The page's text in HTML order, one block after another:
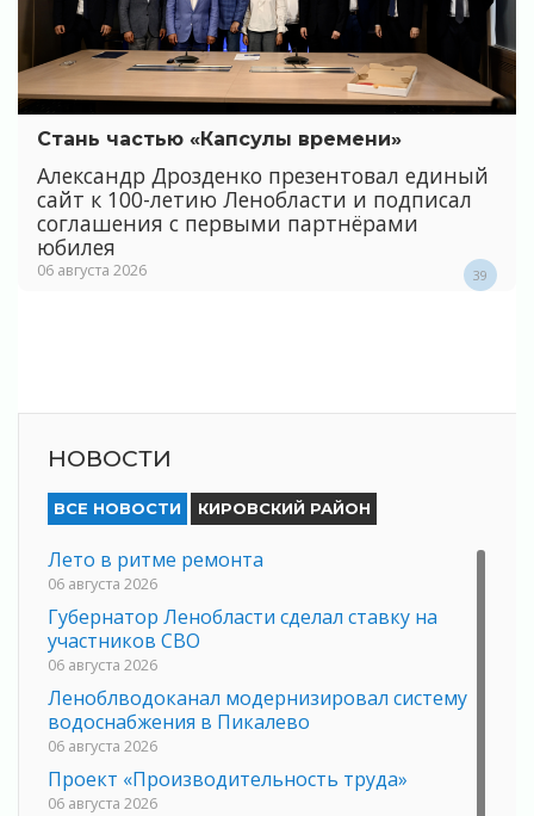
Стань частью «Капсулы времени»
Александр Дрозденко презентовал единый
сайт к 100-летию Ленобласти и подписал
соглашения с первыми партнёрами
юбилея
06 августа 2026 39
НОВОСТИ
ВСЕ НОВОСТИ КИРОВСКИЙ РАЙОН
Лето в ритме ремонта
06 августа 2026
Губернатор Ленобласти сделал ставку на
участников СВО
06 августа 2026
Леноблводоканал модернизировал систему
водоснабжения в Пикалево
06 августа 2026
Проект «Производительность труда»
06 августа 2026